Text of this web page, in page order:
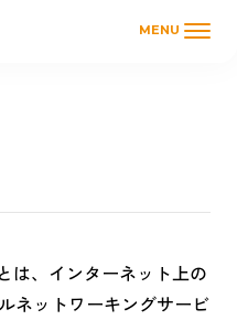
MENU
は、インターネット上の
ネットワーキングサービ